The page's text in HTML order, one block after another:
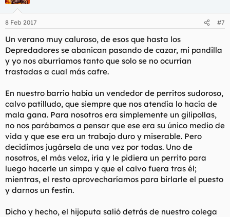
8 Feb 2017 #7
Un verano muy caluroso, de esos que hasta los
Depredadores se abanican pasando de cazar, mi pandilla
y yo nos aburríamos tanto que solo se no ocurrían
trastadas a cual más cafre.
En nuestro barrio había un vendedor de perritos sudoroso,
calvo patilludo, que siempre que nos atendía lo hacía de
mala gana. Para nosotros era simplemente un gilipollas,
no nos parábamos a pensar que ese era su único medio de
vida y que ese era un trabajo duro y miserable. Pero
decidimos jugársela de una vez por todas. Uno de
nosotros, el más veloz, iría y le pidiera un perrito para
luego hacerle un simpa y que el calvo fuera tras él;
mientras, el resto aprovecharíamos para birlarle el puesto
y darnos un festín.
Dicho y hecho, el hijoputa salió detrás de nuestro colega